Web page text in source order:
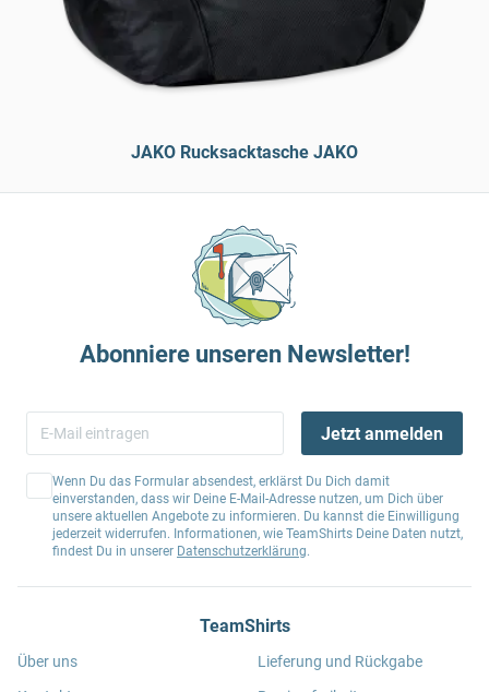
JAKO Rucksacktasche JAKO
Abonniere unseren Newsletter!
Jetzt anmelden
Wenn Du das Formular absendest, erklärst Du Dich damit
einverstanden, dass wir Deine E-Mail-Adresse nutzen, um Dich über
unsere aktuellen Angebote zu informieren. Du kannst die Einwilligung
jederzeit widerrufen. Informationen, wie TeamShirts Deine Daten nutzt,
findest Du in unserer Datenschutzerklärung.
TeamShirts
Über uns
Lieferung und Rückgabe